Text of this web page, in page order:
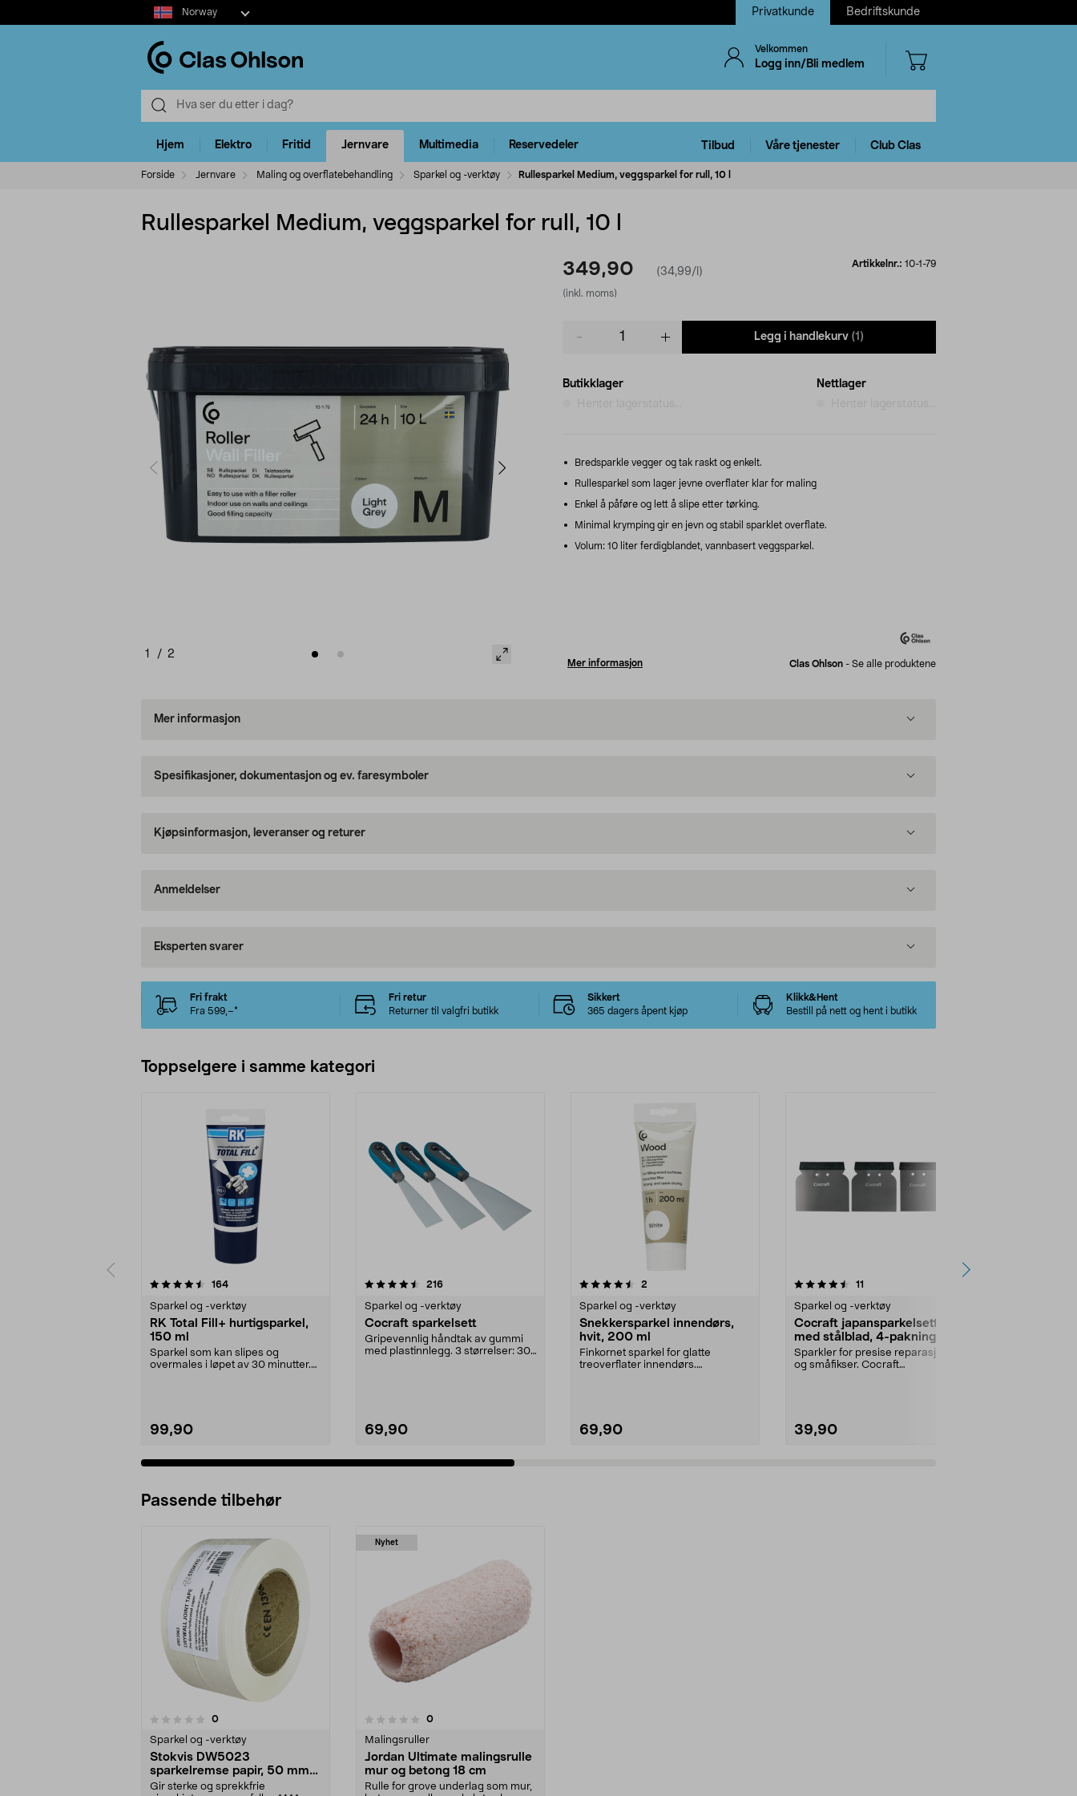
Select
market
Norway Privatkunde Bedriftskunde
Velkommen
Logg inn/Bli medlem
Hjem Elektro Fritid Jernvare Multimedia Reservedeler Tilbud Våre tjenester Club Clas
Forside Jernvare Maling og overflatebehandling Sparkel og -verktøy Rullesparkel Medium, veggsparkel for rull, 10 l
Rullesparkel Medium, veggsparkel for rull, 10 l
1 / 2
349,90 (34,99/l)
(inkl. moms)
Artikkelnr.: 10-1-79
Legg i handlekurv (1)
Butikklager
Nettlager
Bredsparkle vegger og tak raskt og enkelt.
Rullesparkel som lager jevne overflater klar for maling
Enkel å påføre og lett å slipe etter tørking.
Minimal krymping gir en jevn og stabil sparklet overflate.
Volum: 10 liter ferdigblandet, vannbasert veggsparkel.
Mer informasjon Clas Ohlson - Se alle produktene
Mer informasjon
Spesifikasjoner, dokumentasjon og ev. faresymboler
Kjøpsinformasjon, leveranser og returer
Anmeldelser
Eksperten svarer
Fri frakt
Fra 599,–*
Fri retur
Returner til valgfri butikk
Sikkert
365 dagers åpent kjøp
Klikk&Hent
Bestill på nett og hent i butikk
Toppselgere i samme kategori
164anmeldelser
Sparkel og -verktøy
RK Total Fill+ hurtigsparkel,
150 ml
Sparkel som kan slipes og
overmales i løpet av 30 minutter.
99,90
4.5 av 5 stjerner 216anmeldelser
Sparkel og -verktøy
Cocraft sparkelsett
Gripevennlig håndtak av gummi
med plastinnlegg. 3 størrelser: 30,
69,90
4.5 av 5 stjerner 2
Sparkel og -verktøy
Snekkersparkel innendørs,
hvit, 200 ml
Finkornet sparkel for glatte
treoverflater innendørs.
69,90
4.5 av 5 stjerner 11
Sparkel og -verktøy
Cocraft japansparkelsett
med stålblad, 4-pakning
Sparkler for presise reparasjoner
og småfikser. Cocraft
39,90
4.5 av 5 stjerner
Passende tilbehør
0anmeldelser
Sparkel og -verktøy
Stokvis DW5023
sparkelremse papir, 50 mm x
23 m
Gir sterke og sprekk­frie
Nyhet
0.0 av 5 stjerner 0anmeldelser
Malingsruller
Jordan Ultimate malingsrulle
mur og betong 18 cm
Rulle for grove underlag som mur,